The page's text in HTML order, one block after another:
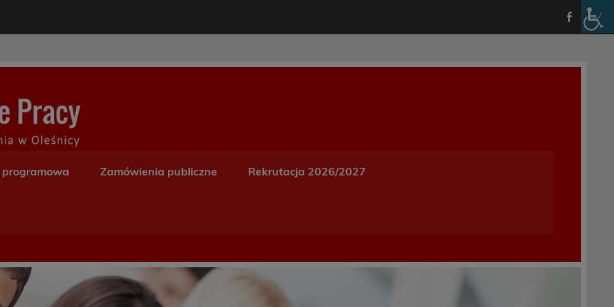
Zamówienia publiczne Rekrutacja 2026/2027